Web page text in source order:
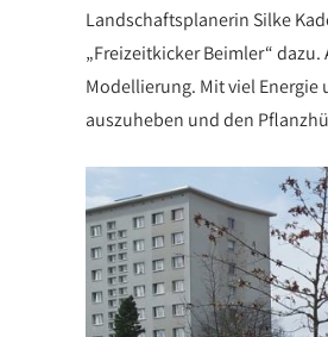
Landschaftsplanerin Silke
„Freizeitkicker Beimler“
Modellierung. Mit viel
auszuheben und den